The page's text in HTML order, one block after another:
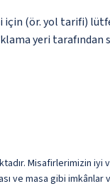
için (ör. yol tarifi)
yeri
Misafirlerimizin iyi
masa gibi imkânlar